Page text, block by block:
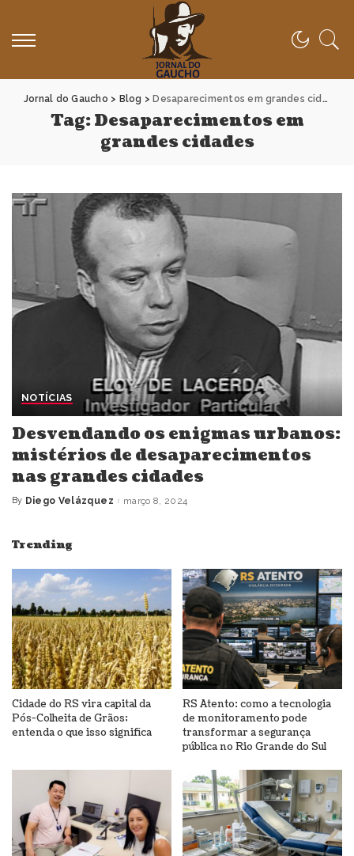
Jornal do Gaucho > Blog > Desaparecimentos em grandes cidades
Tag:Desaparecimentos em
grandes cidades
NOTÍCIAS
Desvendando os enigmas urbanos:
mistérios de desaparecimentos
nas grandes cidades
Posted
By Diego Velázquez março 8, 2024
Trending
Cidade do RS vira capital da
Pós-Colheita de Grãos;
entenda o que isso significa
RS Atento: como a tecnologia
de monitoramento pode
transformar a segurança
pública no Rio Grande do Sul